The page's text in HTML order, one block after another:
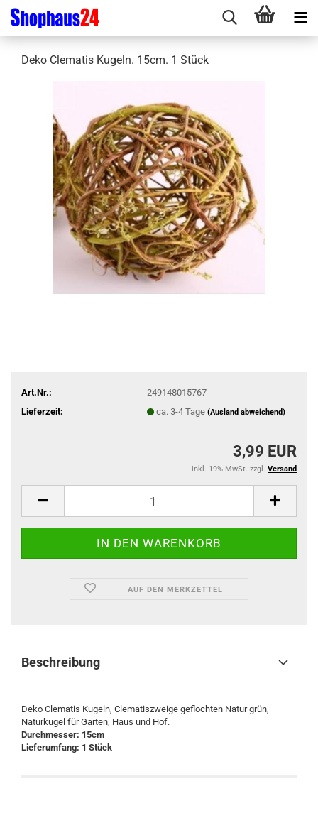
Deko Clematis Kugeln. 15cm. 1 Stück
Art.Nr.:
249148015767
Lieferzeit:
ca. 3-4 Tage (Ausland abweichend)
3,99 EUR
inkl. 19% MwSt. zzgl. Versand
AUF DEN MERKZETTEL
Beschreibung
Deko Clematis Kugeln, Clematiszweige geflochten Natur grün,
Naturkugel für Garten, Haus und Hof.
Durchmesser: 15cm
Lieferumfang: 1 Stück